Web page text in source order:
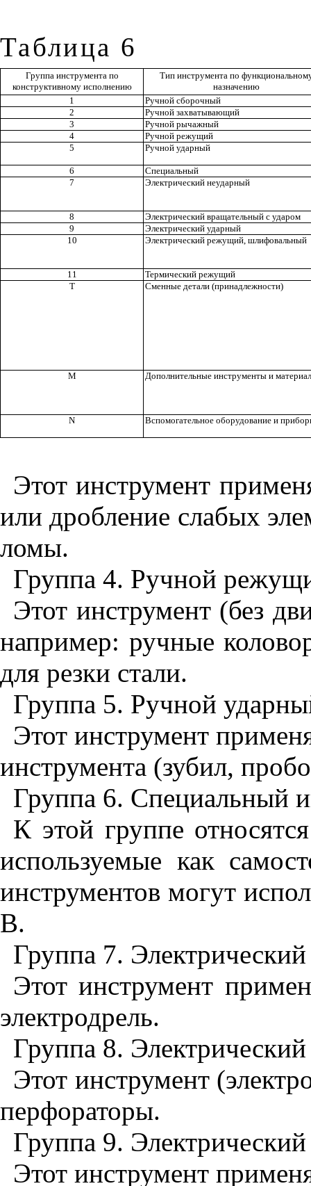
Таблица 6
Группа инструмента по
конструктивному исполнению
Тип инструмента по
назначению
1
Ручной сборочный
2
Ручной захватывающий
3
Ручной рычажный
4
Ручной режущий
5
Ручной ударный
6
Специальный
7
Электрический неударный
8
Электрический вращательный с ударом
9
Электрический ударный
10
Электрический режущий, шлифовальный
11
Термический режущий
Т
Сменные детали (принадлежности)
М Дополнительные инструменты и
N Вспомогательное оборудование и
Этот инструмент
или дробление слабых
ломы.
Группа 4. Ручной
Этот инструмент (без
например: ручные
для резки стали.
Группа 5. Ручной
Этот инструмент
инструмента (зубил,
Группа 6. Специальный
К этой группе
используемые как
инструментов могут
В.
Группа 7.
Этот инструмент
электродрель.
Группа 8.
Этот инструмент
перфораторы.
Группа 9.
Этот инструмент